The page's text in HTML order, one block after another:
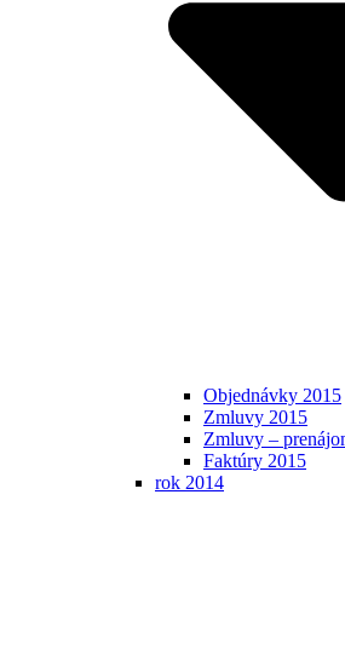
Objednávky 2015
Zmluvy 2015
Zmluvy –
Faktúry 2015
rok 2014